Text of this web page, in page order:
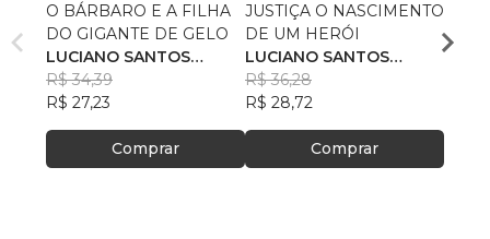
O BÁRBARO E A FILHA
DO GIGANTE DE GELO
LUCIANO SANTOS
SANTANA
R$ 34,39
R$ 27,23
Comprar
JUSTIÇA O NASCIMENTO
DE UM HERÓI
LUCIANO SANTOS
SANTANA
R$ 36,28
R$ 28,72
Comprar